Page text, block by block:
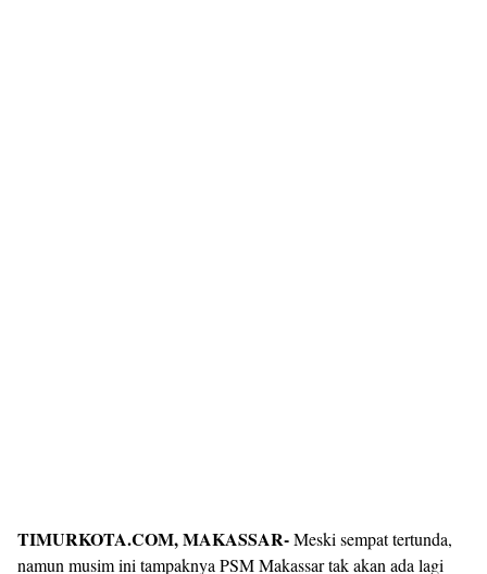
TIMURKOTA.COM, MAKASSAR-Meski sempat tertunda,
namun musim ini tampaknya PSM Makassar tak akan ada lagi